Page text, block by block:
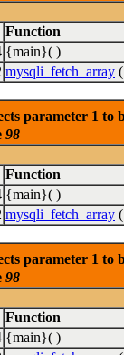
Function
{main}( )
mysqli_fetch_array
parameter 1 to
98
Function
{main}( )
mysqli_fetch_array
parameter 1 to
98
Function
{main}( )